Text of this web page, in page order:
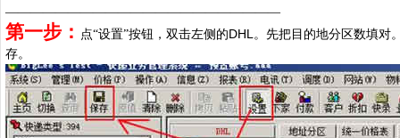
——————————————————————
第一步： 点“设置”按钮，双击左侧的DHL 。先把目的地分区数填对
存。